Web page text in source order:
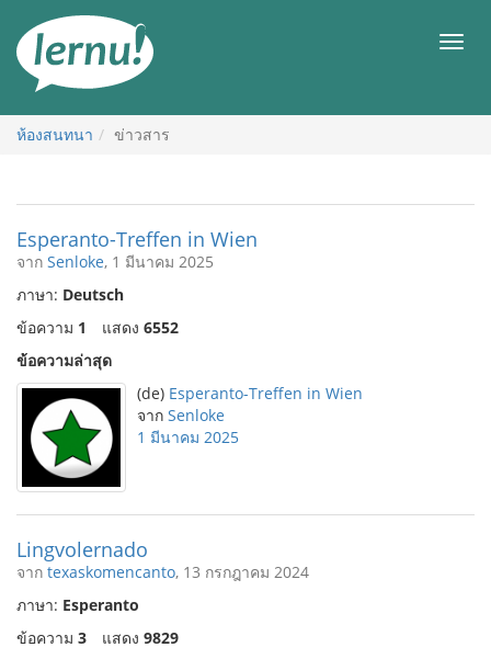
สารบัญ
เมนู
ห้องสนทนา ข่าวสาร
Esperanto-Treffen in Wien
จาก Senloke, 1 มีนาคม 2025
ภาษา: Deutsch
ข้อความ 1 แสดง 6552
ข้อความล่าสุด
(de) Esperanto-Treffen in Wien
จาก Senloke
1 มีนาคม 2025
Lingvolernado
จาก texaskomencanto, 13 กรกฎาคม 2024
ภาษา: Esperanto
ข้อความ 3 แสดง 9829